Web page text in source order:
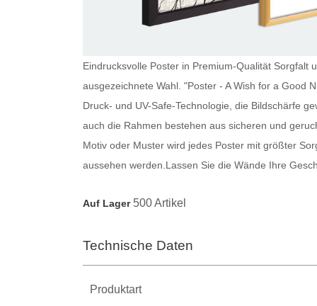
Eindrucksvolle Poster in Premium-Qualität Sorgfalt
ausgezeichnete Wahl. "Poster - A Wish for a Good
Druck- und UV-Safe-Technologie, die Bildschärfe
auch die Rahmen bestehen aus sicheren und
Motiv oder Muster wird jedes Poster mit größter
aussehen werden. Lassen Sie die Wände Ihre
Auf Lager 500 Artikel
Technische Daten
Produktart